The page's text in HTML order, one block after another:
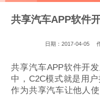
共享汽车APP软件
日期：2017-04-05
共享汽车APP软件开
中，C2C模式就是用
作为共享汽车让他人